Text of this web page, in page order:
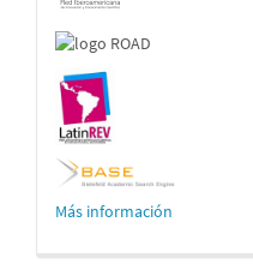
Más información